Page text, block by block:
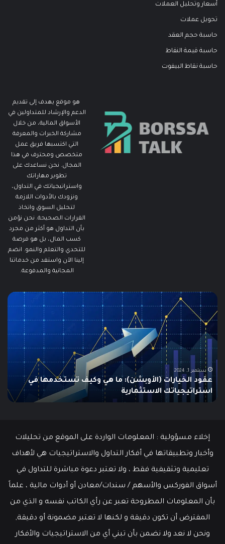
أسعار وتحليل العملات
تحويل عملات
حاسبة حجم العقد
حاسبة قيمة النقاط
حاسبة نقاط البيفوت
هو موقع يهدف إلى تقديم
الدعم والإرشاد للمتداولين في
الأسواق المالية، من خلال
مشاركة الخبرات والمعرفة
التي اكتسبها فريق عمل
متخصص ومحترف في هذا
المجال. نحن نساعدك على
تطوير مهاراتك
واستراتيجياتك في التداول،
ونزودك بالأدوات اللازمة
لتحليل السوق واتخاذ
القرارات الصحيحة. نحن نؤمن
بأن التداول هو أكثر من مجرد
كسب المال، بل هو فرصة
للتحدي والتعلم والنمو. انضم
إلينا الآن واستفد من خدماتنا
المجانية والمدفوعة.
مطالبات
البطالة
في
الولايات
المتحدة
تنخفض
إلى
أدنى
مستوى
منذ
مايو
عمل
سبتمبر 19, 2024
مطالبات البطالة في الولايات المتحدة تنخفض إلى أدنى
مستوى منذ مايو وسط سوق عمل قوي
إخلاء مسؤولية : المعلومات الواردة على الموقع من تحليلات
وأخبار وتطبيقاتها في أفكار التداول والاستراتيجيات هي لأهداف
تعليمية وتثقيفية فقط ، ولا تعتبر دعوة مباشرة للتداول في
أسواق الفوركس والأسهم / سندات/معادن أو أدوات مالية ، علماً
بأن المعلومات المطروحة تعبر عن رأي الكاتب نفسه و الذي من
المفترض أن تكون دقيقة و لكنها لا تعتبر مضمونة أو دقيقة,
ونحن لا نعد ولا نضمن بأن تبني أي من الاستراتيجيات والأفكار